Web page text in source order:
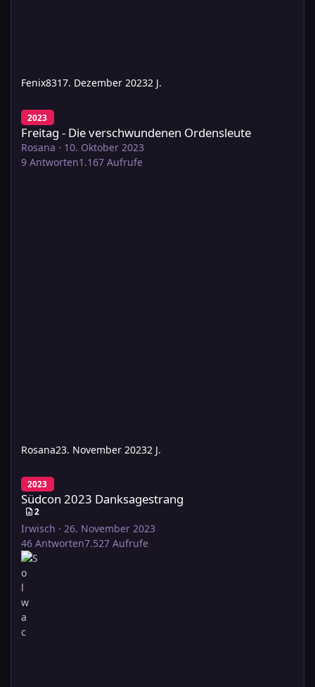
Fenix8317. Dezember 20232 J.
Freitag - Die verschwundenen Ordensleute
2023
Freitag - Die verschwundenen Ordensleute
Rosana · 10. Oktober 2023
9 Antworten1.167 Aufrufe
Rosana23. November 20232 J.
2023
Südcon 2023 Danksagestrang
2
Irwisch · 26. November 2023
46 Antworten7.527 Aufrufe